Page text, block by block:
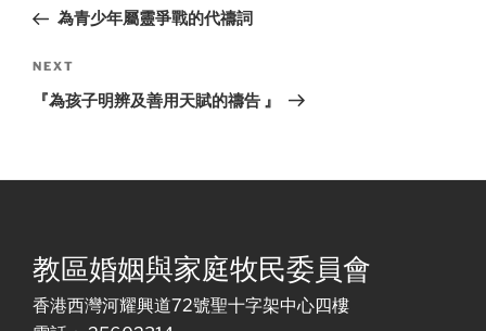
Post為青少年屬靈爭戰的代禱詞
Next
Post
NEXT
『為孩子明辨及善用天賦的禱告 』
教區婚姻與家庭牧民委員會
香港西灣河耀興道72號聖十字架中心四樓